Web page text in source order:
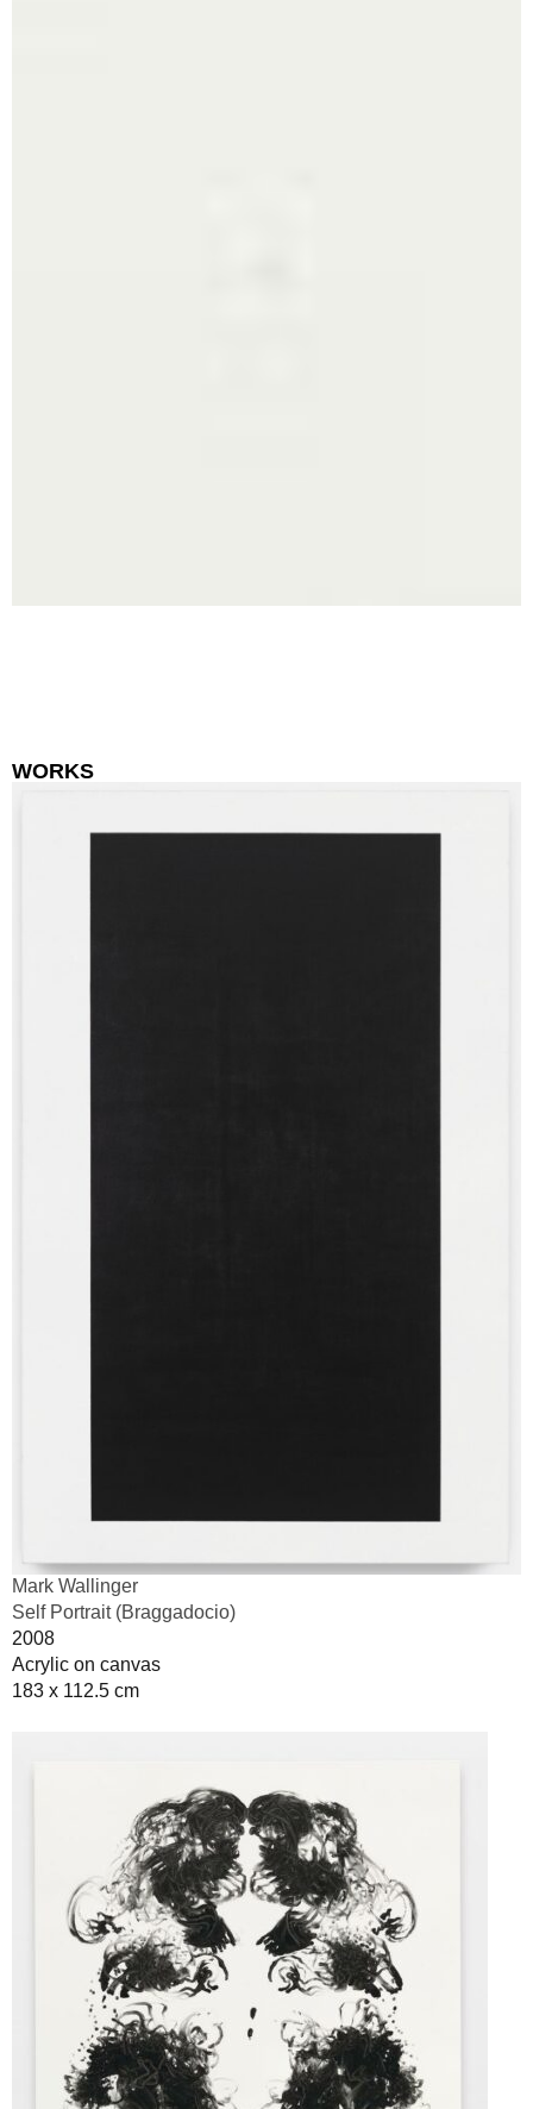
WORKS
Mark Wallinger
Self Portrait (Braggadocio)
2008
Acrylic on canvas
183 x 112.5 cm